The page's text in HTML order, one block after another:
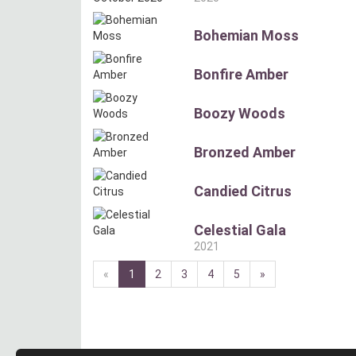
Bohemian Moss
Bonfire Amber
Boozy Woods
Bronzed Amber
Candied Citrus
Celestial Gala
2021
« 1 2 3 4 5 »